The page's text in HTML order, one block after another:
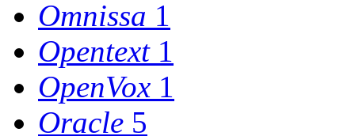
Omnissa 1
Opentext 1
OpenVox 1
Oracle 5